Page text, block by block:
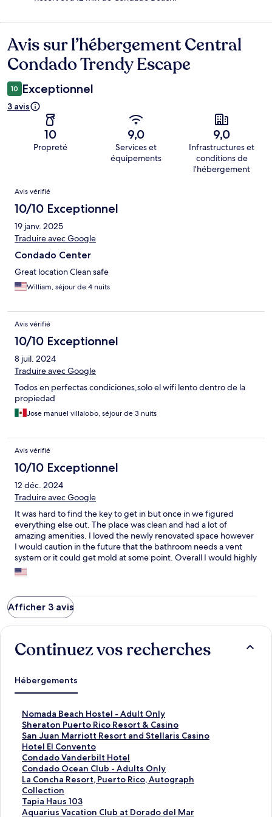
Avis
Avis sur l’hébergement Central
Condado Trendy Escape
10 Exceptionnel
3 avis
10
Propreté
9,0
Services et
équipements
9,0
Infrastructures et
conditions de
l’hébergement
Avis
Avis vérifié
10/10 Exceptionnel
19 janv. 2025
Traduire avec Google
Condado Center
Great location Clean safe
William, séjour de 4 nuits
Avis vérifié
10/10 Exceptionnel
8 juil. 2024
Traduire avec Google
Todos en perfectas condiciones,solo el wifi lento dentro de la
propiedad
Jose manuel villalobo, séjour de 3 nuits
Avis vérifié
10/10 Exceptionnel
12 déc. 2024
Traduire avec Google
It was hard to find the key to get in but once in we figured
everything else out. The place was clean and had a lot of
amazing amenities. I loved the newly renovated space however
I would caution in the future that the bathroom needs a vent
system or it could get mold at some point. Overall I would highly
recommend this place and would stay again.
Afficher 3 avis
Continuez vos recherches
Hébergements
Nomada Beach Hostel - Adult Only
L
i
e
n
o
u
v
r
a
n
Sheraton Puerto Rico Resort & Casino
L
i
e
n
o
u
v
r
a
San Juan Marriott Resort and Stellaris Casino
L
i
e
n
o
u
v
r
Hotel El Convento
L
i
e
n
o
u
v
Condado Vanderbilt Hotel
L
i
e
n
o
u
Condado Ocean Club - Adults Only
L
i
e
n
o
La Concha Resort, Puerto Rico, Autograph
Collection
L
i
e
n
Tapia Haus 103
L
iAquarius Vacation Club at Dorado del Mar
L